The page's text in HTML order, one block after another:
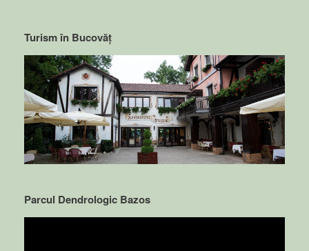
Turism în Bucovăț
Parcul Dendrologic Bazos